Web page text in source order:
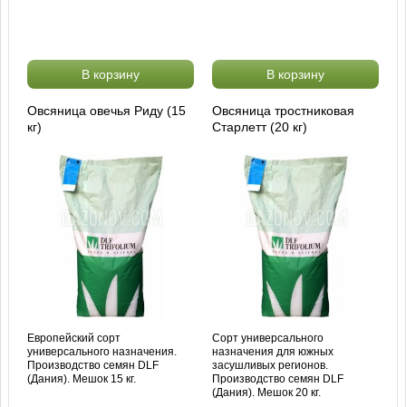
В корзину В корзину
Овсяница овечья Риду (15
кг)
Европейский сорт
универсального назначения.
Производство семян DLF
(Дания). Мешок 15 кг.
Овсяница тростниковая
Старлетт (20 кг)
Сорт универсального
назначения для южных
засушливых регионов.
Производство семян DLF
(Дания). Мешок 20 кг.